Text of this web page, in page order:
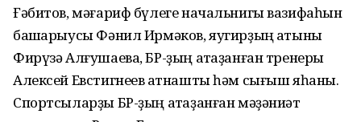
Ғәбитов, мәғариф бүлеге начальнигы вазифаһын
башҡарыусы Фәнил Ирмәков, яугирҙың ҡатыны
Фирүзә Алғушаева, БР-ҙың атҡаҙанған тренеры
Алексей Евстигнеев ҡатнашты һәм сығыш яһаны.
Спортсыларҙы БР-ҙың атҡаҙанған мәҙәниәт